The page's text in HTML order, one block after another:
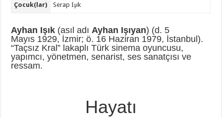
Çocuk(lar) Serap Işık
Ayhan Işık (asıl adıAyhan Işıyan) (d. 5
Mayıs 1929, İzmir; ö. 16 Haziran 1979, İstanbul).
“Taçsız Kral” lakaplı Türk sinema oyuncusu,
yapımcı, yönetmen, senarist, ses sanatçısı ve
ressam.
Hayatı